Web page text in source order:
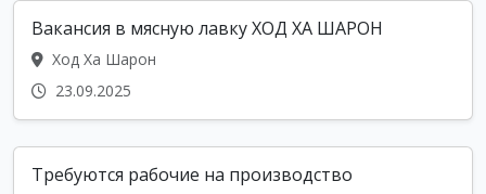
Вакансия в мясную лавку ХОД ХА ШАРОН
Ход Ха Шарон
23.09.2025
Требуются рабочие на производство